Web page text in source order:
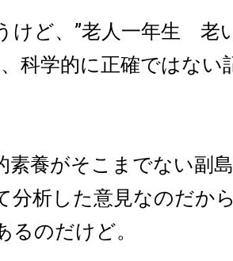
けど、 ”老人一年生 老
科学的に正確ではない
素養がそこまでない副
分析した意見なのだか
るのだけど。